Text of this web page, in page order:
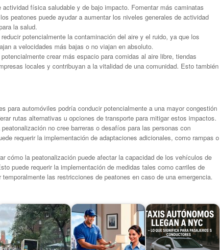
física saludable y de bajo impacto. Fomentar más caminatas
peatones puede ayudar a aumentar los niveles generales de actividad
la salud.
potencialmente la contaminación del aire y el ruido, ya que los
a velocidades más bajas o no viajan en absoluto.
crear más espacio para comidas al aire libre, tiendas
locales y contribuyan a la vitalidad de una comunidad. Esto también
para automóviles podría conducir potencialmente a una mayor congestión
rutas alternativas u opciones de transporte para mitigar estos impactos.
no cree barreras o desafíos para las personas con
requerir la implementación de adaptaciones adicionales, como rampas o
cómo la peatonalización puede afectar la capacidad de los vehículos de
puede requerir la implementación de medidas tales como carriles de
las restricciones de peatones en caso de una emergencia.